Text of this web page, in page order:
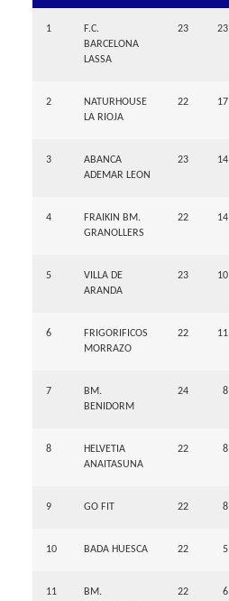
1
F.C.
BARCELONA
LASSA
23 23
2
NATURHOUSE
LA RIOJA
22 17
3
ABANCA
ADEMAR LEON
23 14
4
FRAIKIN BM.
GRANOLLERS
22 14
5
VILLA DE
ARANDA
23 10
6
FRIGORIFICOS
MORRAZO
22 11
7
BM.
BENIDORM
24 8
8
HELVETIA
ANAITASUNA
22 8
9 GO FIT 22 8
10 BADA HUESCA 22 5
11
BM.
22 6